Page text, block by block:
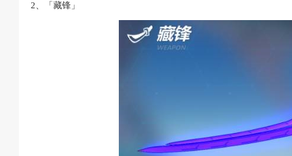
2、「藏锋」